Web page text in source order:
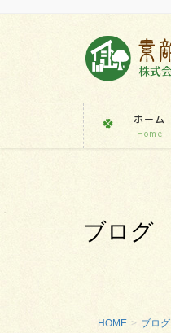
ホーム
Home
ブログ
HOME ブログ